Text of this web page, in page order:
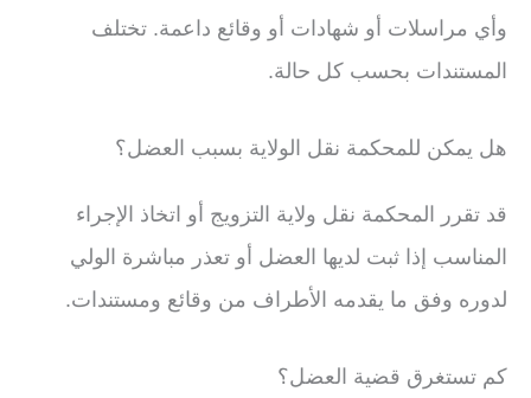
وأي مراسلات أو شهادات أو وقائع داعمة. تختلف
المستندات بحسب كل حالة.
هل يمكن للمحكمة نقل الولاية بسبب العضل؟
قد تقرر المحكمة نقل ولاية التزويج أو اتخاذ الإجراء
المناسب إذا ثبت لديها العضل أو تعذر مباشرة الولي
لدوره وفق ما يقدمه الأطراف من وقائع ومستندات.
كم تستغرق قضية العضل؟